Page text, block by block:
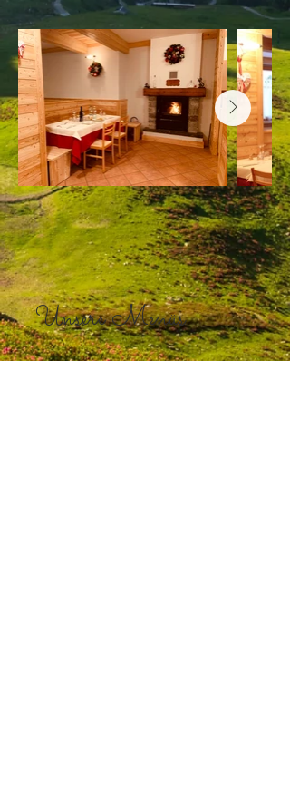
Unsere Menüs